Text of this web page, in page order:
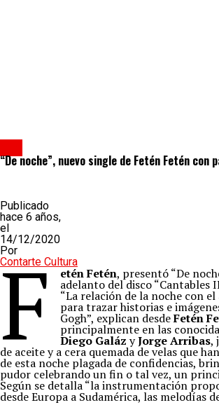
“De noche”, nuevo single de Fetén Fetén con
Publicado
hace 6 años,
el
14/12/2020
Por
Contarte Cultura
F etén Fetén, presentó “De
adelanto del disco “Cantables
“La relación de la noche con
para trazar historias e
Gogh”, explican desdeFetén
principalmente en las
Diego GalázyJorge Arribas,
de aceite y a cera quemada de velas que
de esta noche plagada de confidencias,
pudor celebrando un fin o tal vez, un
Según se detalla “la instrumentación
desde Europa a Sudamérica, las melodías